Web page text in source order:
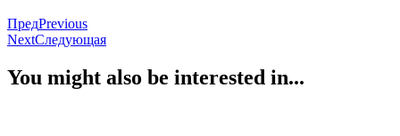
ПредPrevious
NextСледующая
You might also be interested in...